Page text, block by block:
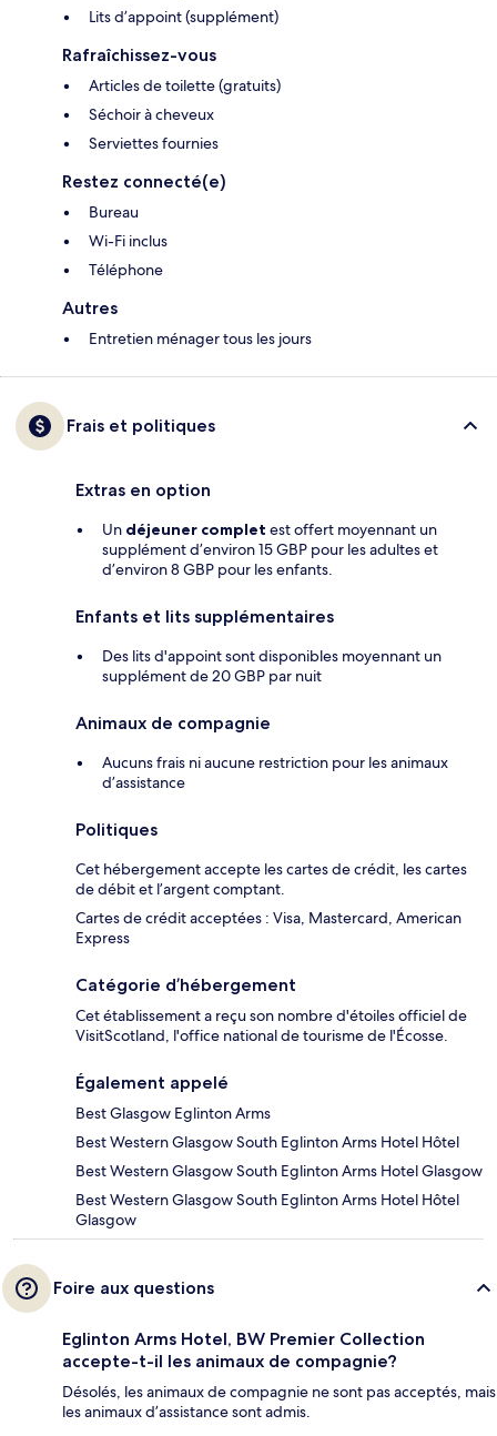
Lits d’appoint (supplément)
Rafraîchissez-vous
Articles de toilette (gratuits)
Séchoir à cheveux
Serviettes fournies
Restez connecté(e)
Bureau
Wi-Fi inclus
Téléphone
Autres
Entretien ménager tous les jours
Frais et politiques
Extras en option
Un déjeuner complet est offert moyennant un
supplément d’environ 15 GBP pour les adultes et
d’environ 8 GBP pour les enfants.
Enfants et lits supplémentaires
Des lits d'appoint sont disponibles moyennant un
supplément de 20 GBP par nuit
Animaux de compagnie
Aucuns frais ni aucune restriction pour les animaux
d’assistance
Politiques
Cet hébergement accepte les cartes de crédit, les cartes
de débit et l’argent comptant.
Cartes de crédit acceptées : Visa, Mastercard, American
Express
Catégorie d’hébergement
Cet établissement a reçu son nombre d'étoiles officiel de
VisitScotland, l'office national de tourisme de l'Écosse.
Également appelé
Best Glasgow Eglinton Arms
Best Western Glasgow South Eglinton Arms Hotel Hôtel
Best Western Glasgow South Eglinton Arms Hotel Glasgow
Best Western Glasgow South Eglinton Arms Hotel Hôtel
Glasgow
Foire aux questions
Eglinton Arms Hotel, BW Premier Collection
accepte-t-il les animaux de compagnie?
Désolés, les animaux de compagnie ne sont pas acceptés, mais
les animaux d’assistance sont admis.